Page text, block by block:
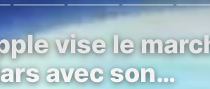
vise le
avec son…